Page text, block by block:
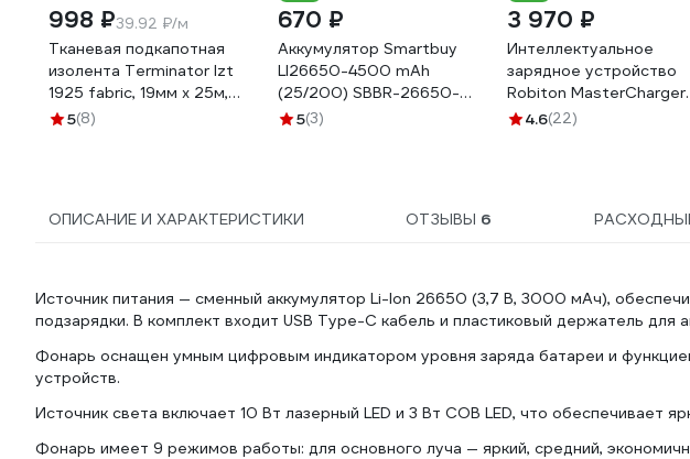
998 ₽39.92 ₽/м
Тканевая подкапотная
изолента Terminator Izt
1925 fabric, 19мм х 25м,
толщина 0,25мм
5(8)
670 ₽
Аккумулятор Smartbuy
LI26650-4500 mAh
(25/200) SBBR-26650-
1S4500
5(3)
3 970 ₽
Интеллектуальное
зарядное устройство
Robiton MasterCharger
Pro LCD 13613
4.6(22)
ОПИСАНИЕ И ХАРАКТЕРИСТИКИ ОТЗЫВЫ 6
Источник питания — сменный аккумулятор Li-Ion 26650 (3,7 В, 3000 мАч),
подзарядки. В комплект входит USB Type-C кабель и пластиковый держатель для
Фонарь оснащен умным цифровым индикатором уровня заряда батареи и
устройств.
Источник света включает 10 Вт лазерный LED и 3 Вт COB LED, что обеспечивает
Фонарь имеет 9 режимов работы: для основного луча — яркий, средний,